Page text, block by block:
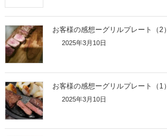
お客様の感想ーグリルプレート（2）
2025年3月10日
お客様の感想ーグリルプレート（1）
2025年3月10日